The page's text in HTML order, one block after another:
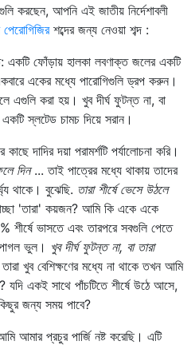
করছেন, আপনি এই জাতীয় নির্দেশাবলী
শব্দের জন্য নেওয়া শব্দ :
একটি ফোঁড়ায় হালকা লবণাক্ত জলের একটি
একের মধ্যে পারোগিগুলি ড্রপ করুন।
এগুলি করা হয়। খুব দীর্ঘ ফুটন্ত না, বা
স্লটেড চামচ দিয়ে সরান।
দাদির দয়া পরামর্শটি পর্যালোচনা করি।
দিন... তাই পাত্রের মধ্যে থাকায় তাদের
থাকে। বুঝেছি. তারা শীর্ষে ভেসে উঠলে
'তারা' কয়জন? আমি কি একে একে
শীর্ষে ভাসতে এবং তারপরে সবগুলি পেতে
ভুল। খুব দীর্ঘ ফুটন্ত না, বা তারা
খুব বেশিক্ষণের মধ্যে না থাকে তখন আমি
যদি একই সাথে পাঁচটিতে শীর্ষে উঠে আসে,
জন্য সময় পাবে?
আমার প্রচুর পার্জি নষ্ট করেছি। এটি